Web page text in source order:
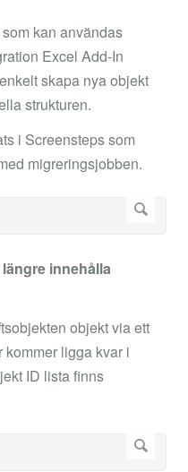
kan användas
Excel Add-In
skapa nya objekt
strukturen.
i Screensteps som
migreringsjobben.
innehålla
objekt via ett
kommer ligga kvar i
ID lista finns